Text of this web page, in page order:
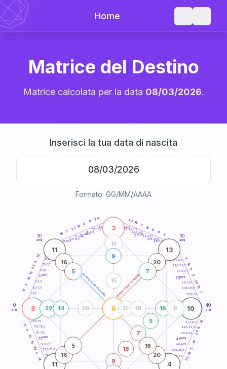
Home
Matrice del Destino
Matrice calcolata per la data 08/03/2026.
Inserisci la tua data di nascita
Formato: GG/MM/AAAA
generazione maschile generazione femminile
0
anni
10
anni
30
anni
40
anni
1-2,5
2,5-3,5
3,5-4
6-7,5
7,5-8,5
8,5-9
11-12,5
12,5-13,5
13,5-14
16-17,5
17,5-18,5
18,5-19
21-22,5
22,5-23,5
23,5-24
26-27,5
27,5-28,5
28,5-29
31-32,5
32,5-33,5
33,5-34
36-37,5
37,5-38,5
38,5-39
41-42,5
42,5-43,5
43,5-44
46-47,5
47,5-48,5
48,5-49
71-72,5
72,5-73,5
73,5-74
76-77,5
77,5-78,5
78,5-79
17
9
10
19
22
3
14
18 7
21
14
4
17
20 22 19
8
16
9
11
6
4
18
5
5
20
15
7
16
6
20
14
5
18
22
14
3
22
19
10
9
17
8
3
10
6
11 13
11 4
9
16
7
5
16
22
12
8
14
9
12 18
20
15
16
5
20
7
16
5
20
16
5anni
15 anni 25anni
35anni
45anni
75anni